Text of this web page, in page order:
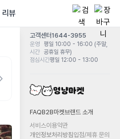
리뷰
고객센터1644-3955
운영
시간
평일 10:00 - 16:00 (주말,
공휴일 휴무)
점심시간평일 12:00 - 13:00
FAQB2B마켓 브랜드 소개
서비스이용약관
개인정보처리방침입점/제휴 문의